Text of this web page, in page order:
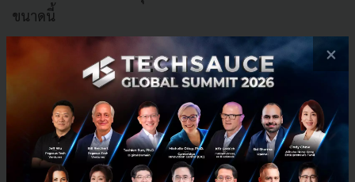
ขนาดนี้
อย่างไรก็ตาม สิ่งที่ต้องจับตาดูต่อไปคือ ธรรมชาติของ
ธุรกิจ NAND Flash นั้นเป็นสินค้าโภคภัณฑ์ (Commodity)
ที่ขึ้นชื่อเรื่องวัฏจักร Boom & Bust (ยุคเฟื่องฟูสลับยุค
ตกต่ำ) เมื่อความต้องการสูง ราคาพุ่ง ผู้ผลิตแห่สร้างโรงงาน
เพิ่ม ล้นตลาด ราคาดิ่ง กำไรหดหาย ซึ่งเป็นวงจรที่วนลูป
ซ้ำรอยมาตลอดทุกๆ 5-7 ปี
×